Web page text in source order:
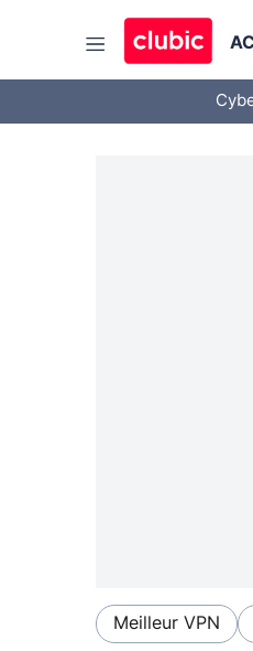
Meilleur VPN